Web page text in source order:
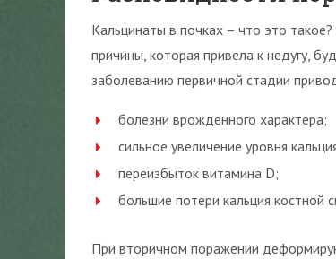
Кальцинаты в почках – что это
причины, которая привела к недугу,
заболеванию первичной стадии
болезни врожденного характера;
сильное увеличение уровня
переизбыток витамина D;
большие потери кальция костной
При вторичном поражении